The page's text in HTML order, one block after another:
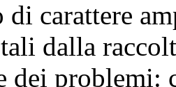
di carattere
dalla
dei problemi: